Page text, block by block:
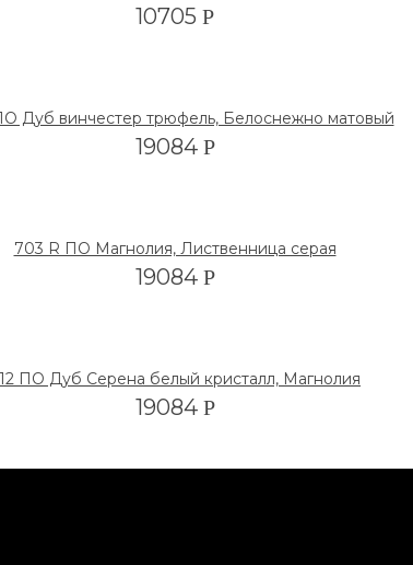
10705 Р
Дуб винчестер трюфель, Белоснежно матовый
19084 Р
703 R ПО Магнолия, Лиственница серая
19084 Р
ПО Дуб Серена белый кристалл, Магнолия
19084 Р